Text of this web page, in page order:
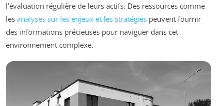
l’évaluation régulière de leurs actifs. Des ressources comme
les analyses sur les enjeux et les stratégies peuvent fournir
des informations précieuses pour naviguer dans cet
environnement complexe.